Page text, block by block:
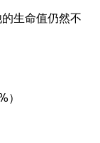
生命值仍然不